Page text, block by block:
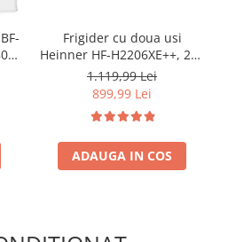
Frigider cu doua usi
Heinner HF-H2206XE++, 206
l, Clasa E, lumina LED, 3
rafturi de sticla, H 143 cm,
Inox
1.119,99 Lei
899,99 Lei
ADAUGA IN COS